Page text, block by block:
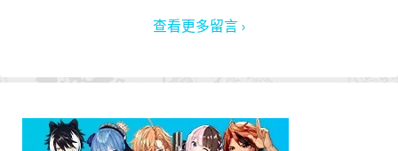
查看更多留言 ›